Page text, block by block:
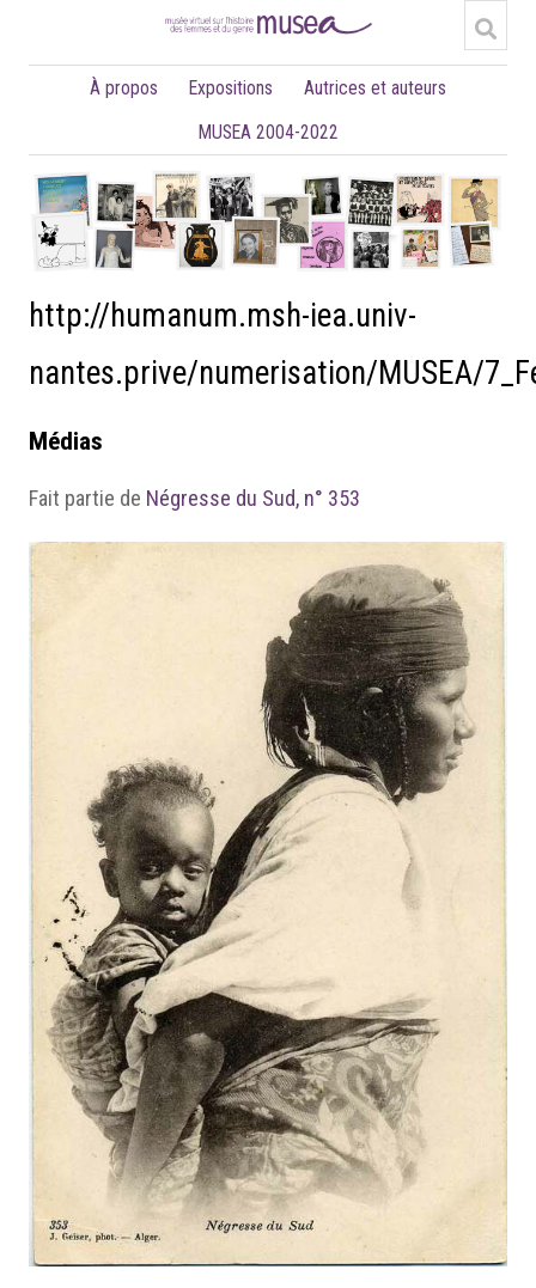
À propos Expositions
Autrices et auteurs
MUSEA 2004-2022
http://humanum.msh-iea.univ-
nantes.prive/numerisation/MUSEA/
Médias
Fait partie de Négresse du Sud, n° 353